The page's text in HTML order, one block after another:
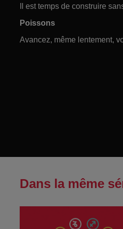
Il est temps de construire
Poissons
Avancez, même lentement,
Dans la même